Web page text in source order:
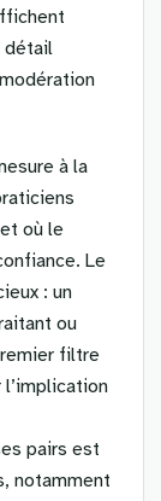
détail
à la
où le
Le
: un
ou
filtre
pairs est
notamment